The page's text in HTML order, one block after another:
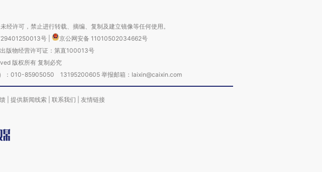
许可，禁止进行转载、摘编、复制及建立镜像等任何使用。
号
京公网安备 11010502034662号
出版物经营许可证：第直100013号
版权所有 复制必究
）：010-85905050 13195200605 举报邮箱：laixin@caixin.com
提供新闻线索 联系我们 友情链接